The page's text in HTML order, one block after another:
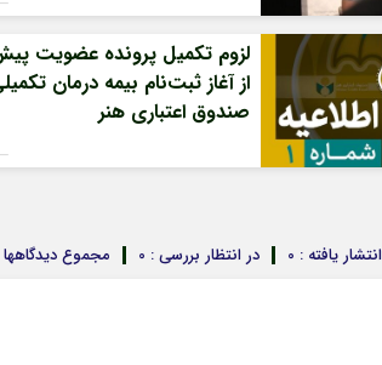
لزوم تکمیل پرونده عضویت
از آغاز ثبت‌نام بیمه درمان
صندوق اعتباری هنر
مجموع دیدگاهها : در انتظار بررسی : 0 انتشار یافته : 0